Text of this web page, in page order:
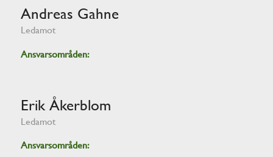
Andreas Gahne
Ledamot
Ansvarsområden:
Erik Åkerblom
Ledamot
Ansvarsområden: